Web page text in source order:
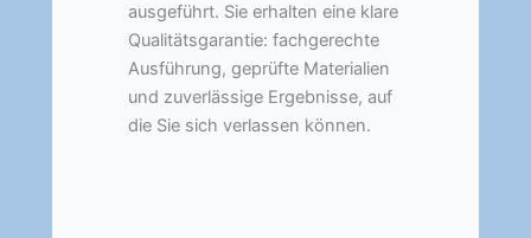
ausgeführt. Sie erhalten eine klare
Qualitätsgarantie: fachgerechte
Ausführung, geprüfte Materialien
und zuverlässige Ergebnisse, auf
die Sie sich verlassen können.